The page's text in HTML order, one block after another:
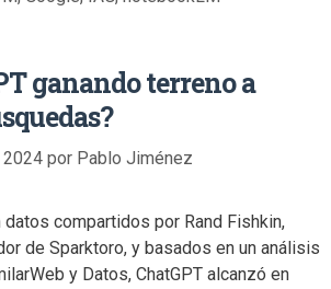
ganando terreno a
2024 por Pablo Jiménez
datos compartidos por Rand Fishkin,
de Sparktoro, y basados en un análisis
y Datos, ChatGPT alcanzó en